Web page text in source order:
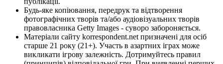
Будь-яке копіювання, передрук та відтворення
фотографічних творів та/або аудіовізуальних творів
правовласника Getty Images - суворо забороняється.
Матеріали сайту korrespondent.net призначені для осіб
старше 21 року (21+). Участь в азартних іграх може
викликати ігрову залежність. Дотримуйтесь правил